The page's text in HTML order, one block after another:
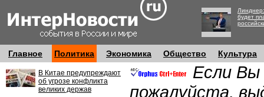
будет
Главное Политика Экономика Общество Культура
В Китае предупреждают
об угрозе конфликта
великих держав
Если Вы
пожалуйста,